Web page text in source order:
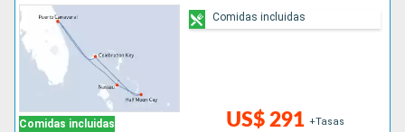
Comidas incluidas US$ 291 +Tasas
Comidas incluidas